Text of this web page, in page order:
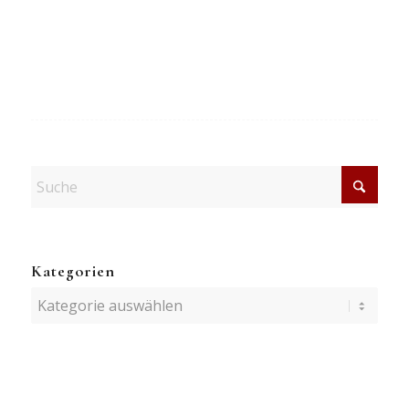
Kategorien
Kategorien